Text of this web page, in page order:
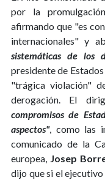
por la
afirmando que "es
internacionales" y
sistemáticas de los
presidente de
"trágica violación"
derogación. El
compromisos de
aspectos", como las
comunicado de la
europea, Josep
dijo que si el